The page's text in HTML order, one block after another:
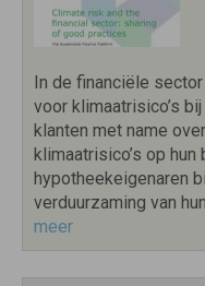
In de financiële
voor klimaatrisico’s
klanten met name
klimaatrisico’s op
hypotheekeigenaren
verduurzaming van
meer